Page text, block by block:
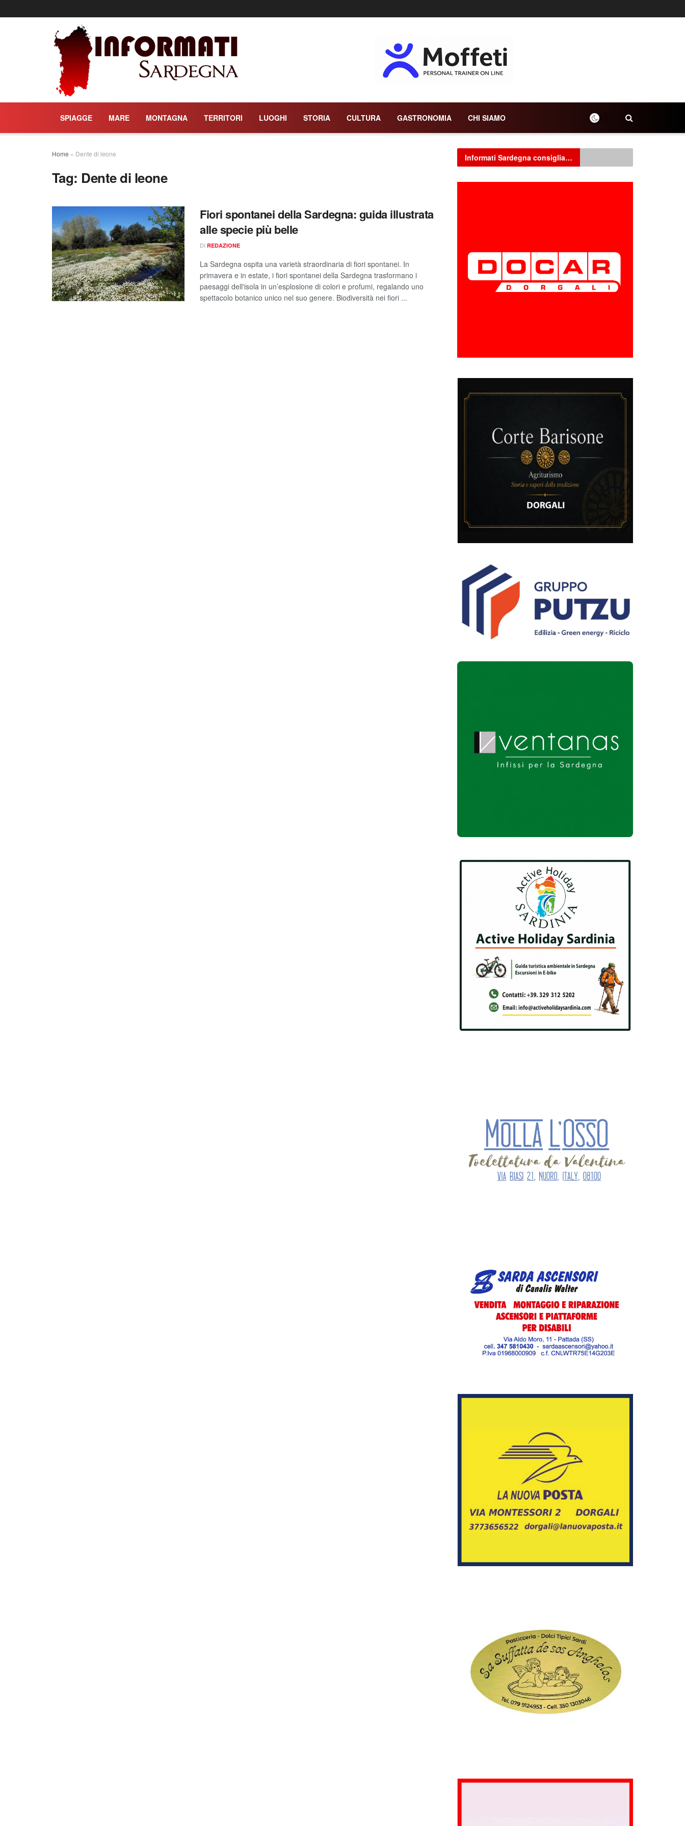
SPIAGGE MARE MONTAGNA TERRITORI LUOGHI STORIA CULTURA GASTRONOMIA CHI SIAMO
Home » Dente di leone
Tag: Dente di leone
Fiori spontanei della Sardegna: guida illustrata
alle specie più belle
DI REDAZIONE
La Sardegna ospita una varietà straordinaria di fiori spontanei. In
primavera e in estate, i fiori spontanei della Sardegna trasformano i
paesaggi dell'isola in un’esplosione di colori e profumi, regalando uno
spettacolo botanico unico nel suo genere. Biodiversità nei fiori ...
Informati Sardegna consiglia…